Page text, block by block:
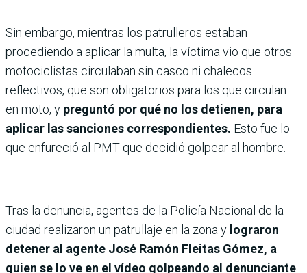
Sin embargo, mientras los patrulleros estaban
procediendo a aplicar la multa, la víctima vio que otros
motociclistas circulaban sin casco ni chalecos
reflectivos, que son obligatorios para los que circulan
en moto, y preguntó por qué no los detienen, para
aplicar las sanciones correspondientes. Esto fue lo
que enfureció al PMT que decidió golpear al hombre.
Tras la denuncia, agentes de la Policía Nacional de la
ciudad realizaron un patrullaje en la zona y lograron
detener al agente José Ramón Fleitas Gómez, a
quien se lo ve en el vídeo golpeando al denunciante.